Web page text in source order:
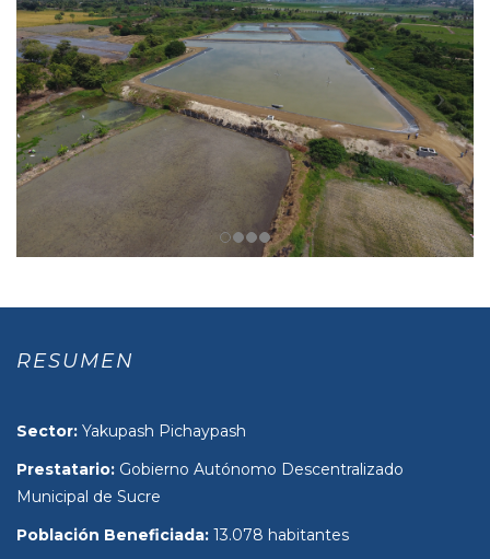
RESUMEN
Sector: Yakupash Pichaypash
Prestatario: Gobierno Autónomo Descentralizado
Municipal de Sucre
Población Beneficiada: 13.078 habitantes